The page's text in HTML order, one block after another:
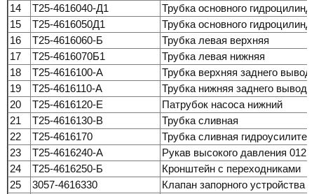
14
Т25-4616040-Д1
Трубка основного
15
Т25-4616050Д1
Трубка основного
16
Т25-4616060-Б
Трубка левая верхняя
17
Т25-4616070Б1
Трубка левая нижняя
18
Т25-4616100-А
Трубка верхняя заднего
19
Т25-4616110-А
Трубка нижняя заднего вывода
20
Т25-4616120-Е
Патрубок насоса нижний
21
Т25-4616130-В
Трубка сливная
22
Т25-4616170
Трубка сливная
23
Т25-4616240-А
Рукав высокого давления 012
24
Т25-4616250-Б
Кронштейн с переходниками
25
3057-4616330
Клапан запорного устройства